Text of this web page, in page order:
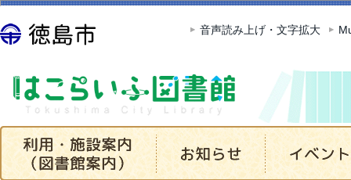
このページの本文へ移動
音声読み上げ・文字拡大